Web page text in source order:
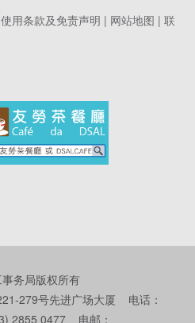
使用条款及免责声明 | 网站地图 | 联
务局版权所有
279号先进广场大厦 电话：
2855 0477 电邮：